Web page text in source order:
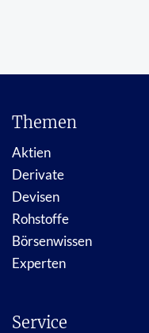
Themen
Aktien
Derivate
Devisen
Rohstoffe
Börsenwissen
Experten
Service